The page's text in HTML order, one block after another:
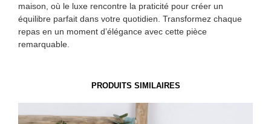
maison, où le luxe rencontre la praticité pour créer un
équilibre parfait dans votre quotidien. Transformez chaque
repas en un moment d’élégance avec cette pièce
remarquable.
PRODUITS SIMILAIRES